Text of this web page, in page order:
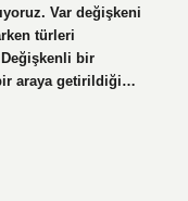
Var değişkeni
türleri
Değişkenli bir
araya getirildiği…